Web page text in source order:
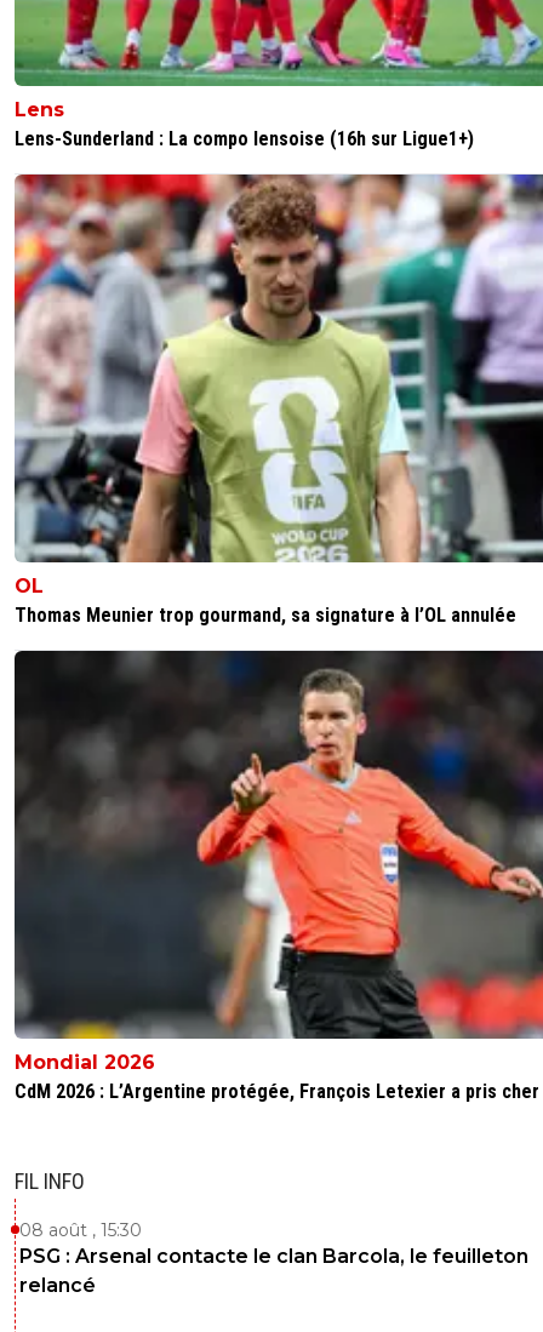
1+ Répondre
Vince.M 17 juin 2026 à 18:48 +226
Et du coup,quand est ce que l’OM pourra commencer
Mercato ? C’est bon ils peuvent ou il faut encore
conclusions de la DNCG?
0+ Répondre
flaco75-reviens-l-o 17 juin 2026 à 19:01 +787
Forcément qu’il faut attendre le passage devant
dncg… 🤪🇵🇹🇧🇷🇫🇷🇺🇦
0+ Répondre
Lens
Lens-Sunderland : La compo lensoise (16h sur Ligue1+)
OL
Thomas Meunier trop gourmand, sa signature à l’OL annulée
Mondial 2026
CdM 2026 : L’Argentine protégée, François Letexier a pris cher
FIL INFO
08 août , 15:30
PSG : Arsenal contacte le clan Barcola, le feuilleton
relancé